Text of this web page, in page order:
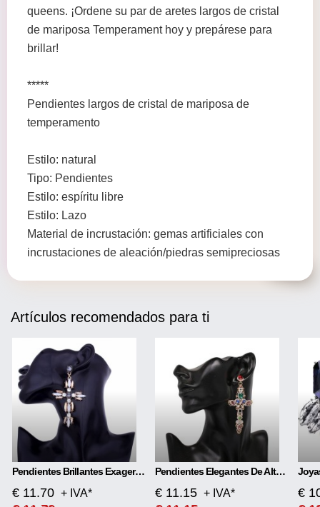
queens. ¡Ordene su par de aretes largos de cristal
de mariposa Temperament hoy y prepárese para
brillar!
*****
Pendientes largos de cristal de mariposa de
temperamento
Estilo: natural
Tipo: Pendientes
Estilo: espíritu libre
Estilo: Lazo
Material de incrustación: gemas artificiales con
incrustaciones de aleación/piedras semipreciosas
Artículos recomendados para ti
Pendientes Brillantes Exagerados En Forma De Cruz
€ 11.70 + IVA*
Pendientes Elegantes De Alta Calidad.
€ 11.15 + IVA*
€